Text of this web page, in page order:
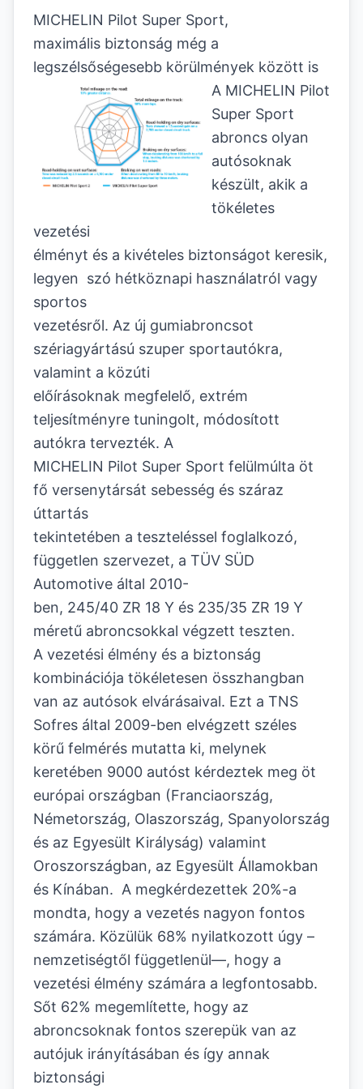
MICHELIN Pilot Super Sport,
maximális biztonság még a
legszélsőségesebb körülmények között is
A MICHELIN Pilot
Super Sport
abroncs olyan
autósoknak
készült, akik a
tökéletes
vezetési
élményt és a kivételes biztonságot keresik,
legyen szó hétköznapi használatról vagy
sportos
vezetésről. Az új gumiabroncsot
szériagyártású szuper sportautókra,
valamint a közúti
előírásoknak megfelelő, extrém
teljesítményre tuningolt, módosított
autókra tervezték. A
MICHELIN Pilot Super Sport felülmúlta öt
fő versenytársát sebesség és száraz
úttartás
tekintetében a teszteléssel foglalkozó,
független szervezet, a TÜV SÜD
Automotive által 2010-
ben, 245/40 ZR 18 Y és 235/35 ZR 19 Y
méretű abroncsokkal végzett teszten.
A vezetési élmény és a biztonság
kombinációja tökéletesen összhangban
van az autósok elvárásaival. Ezt a TNS
Sofres által 2009-ben elvégzett széles
körű felmérés mutatta ki, melynek
keretében 9000 autóst kérdeztek meg öt
európai országban (Franciaország,
Németország, Olaszország, Spanyolország
és az Egyesült Királyság) valamint
Oroszországban, az Egyesült Államokban
és Kínában. A megkérdezettek 20%-a
mondta, hogy a vezetés nagyon fontos
számára. Közülük 68% nyilatkozott úgy –
nemzetiségtől függetlenül—, hogy a
vezetési élmény számára a legfontosabb.
Sőt 62% megemlítette, hogy az
abroncsoknak fontos szerepük van az
autójuk irányításában és így annak
biztonsági